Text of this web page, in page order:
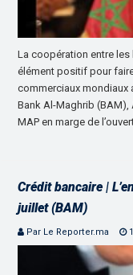
La coopération entre
élément positif pour
commerciaux mondiaux
Bank Al-Maghrib
MAP en marge de
Crédit bancaire |
juillet (BAM)
Par Le Reporter.ma